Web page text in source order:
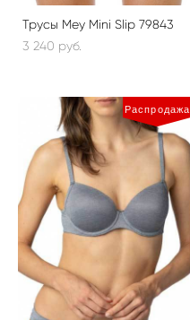
Трусы Mey Mini Slip 79843
3 240 pуб.
Распродажа